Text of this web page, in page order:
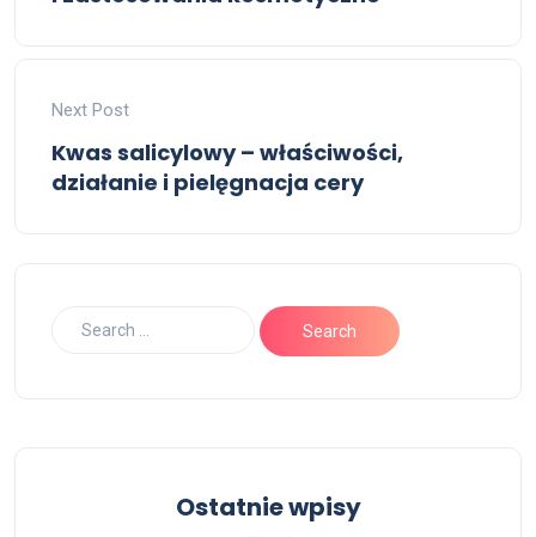
Next Post
Kwas salicylowy – właściwości,
działanie i pielęgnacja cery
Ostatnie wpisy